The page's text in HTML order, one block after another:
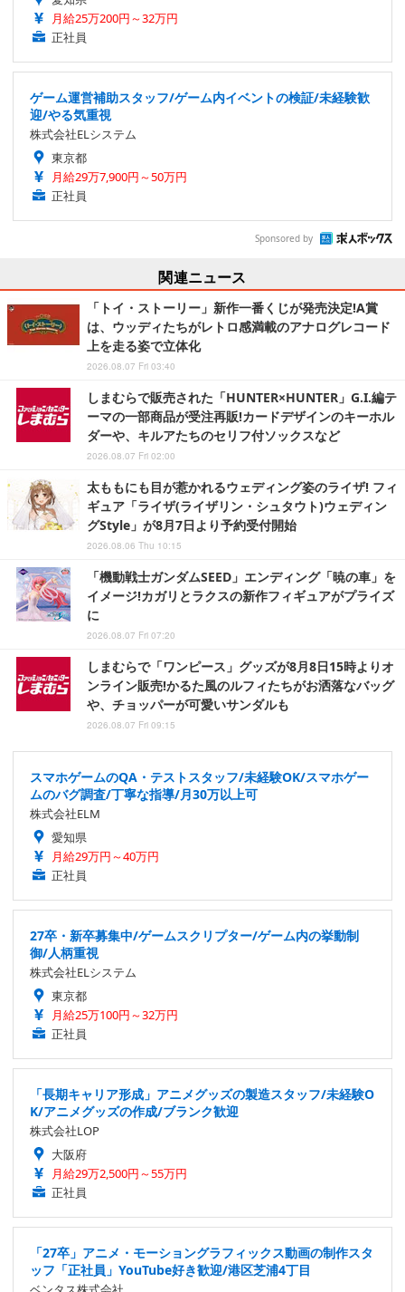
月給25万200円～32万円
正社員
ゲーム運営補助スタッフ/ゲーム内イベントの検証/未経験歓
迎/やる気重視
株式会社ELシステム
東京都
月給29万7,900円～50万円
正社員
Sponsored by
関連ニュース
「トイ・ストーリー」新作一番くじが発売決定!A賞
は、ウッディたちがレトロ感満載のアナログレコード
上を走る姿で立体化
2026.08.07 Fri 03:40
しまむらで販売された「HUNTER×HUNTER」G.I.編テ
ーマの一部商品が受注再販!カードデザインのキーホル
ダーや、キルアたちのセリフ付ソックスなど
2026.08.07 Fri 02:00
太ももにも目が惹かれるウェディング姿のライザ! フィ
ギュア「ライザ(ライザリン・シュタウト)ウェディン
グStyle」が8月7日より予約受付開始
2026.08.06 Thu 10:15
「機動戦士ガンダムSEED」エンディング「暁の車」を
イメージ!カガリとラクスの新作フィギュアがプライズ
に
2026.08.07 Fri 07:20
しまむらで「ワンピース」グッズが8月8日15時よりオ
ンライン販売!かるた風のルフィたちがお洒落なバッグ
や、チョッパーが可愛いサンダルも
2026.08.07 Fri 09:15
スマホゲームのQA・テストスタッフ/未経験OK/スマホゲー
ムのバグ調査/丁寧な指導/月30万以上可
株式会社ELM
愛知県
月給29万円～40万円
正社員
27卒・新卒募集中/ゲームスクリプター/ゲーム内の挙動制
御/人柄重視
株式会社ELシステム
東京都
月給25万100円～32万円
正社員
「長期キャリア形成」アニメグッズの製造スタッフ/未経験O
K/アニメグッズの作成/ブランク歓迎
株式会社LOP
大阪府
月給29万2,500円～55万円
正社員
「27卒」アニメ・モーショングラフィックス動画の制作スタ
ッフ「正社員」YouTube好き歓迎/港区芝浦4丁目